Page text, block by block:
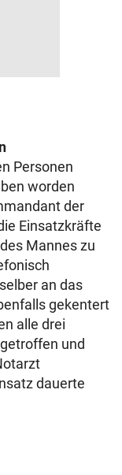
Personen
worden
der
Einsatzkräfte
Mannes zu
an das
gekentert
alle drei
und
dauerte